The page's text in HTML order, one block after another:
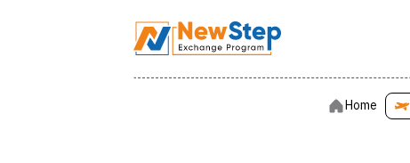
Home